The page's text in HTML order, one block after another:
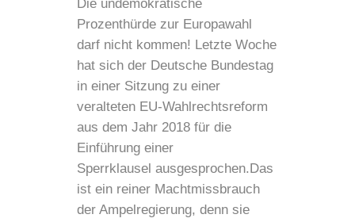
Die undemokratische
Prozenthürde zur Europawahl
darf nicht kommen! Letzte Woche
hat sich der Deutsche Bundestag
in einer Sitzung zu einer
veralteten EU-Wahlrechtsreform
aus dem Jahr 2018 für die
Einführung einer
Sperrklausel ausgesprochen.Das
ist ein reiner Machtmissbrauch
der Ampelregierung, denn sie